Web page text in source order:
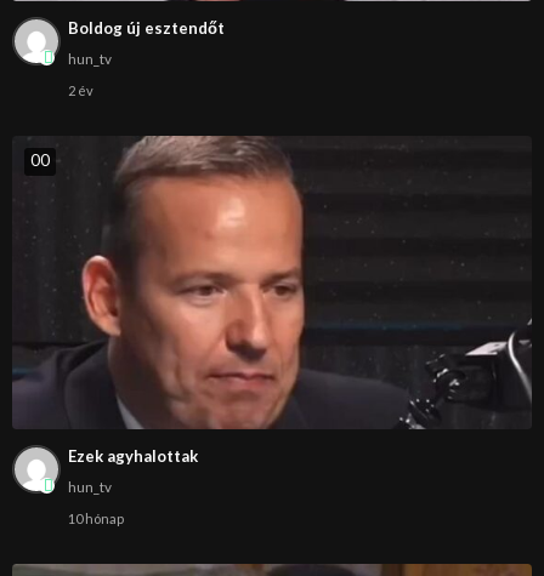
Boldog új esztendőt
hun_tv
2 év
00
Ezek agyhalottak
hun_tv
10 hónap